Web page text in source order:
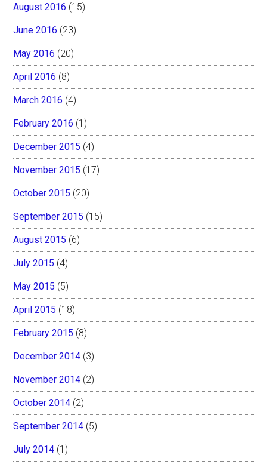
August 2016 (15)
June 2016 (23)
May 2016 (20)
April 2016 (8)
March 2016 (4)
February 2016 (1)
December 2015 (4)
November 2015 (17)
October 2015 (20)
September 2015 (15)
August 2015 (6)
July 2015 (4)
May 2015 (5)
April 2015 (18)
February 2015 (8)
December 2014 (3)
November 2014 (2)
October 2014 (2)
September 2014 (5)
July 2014 (1)